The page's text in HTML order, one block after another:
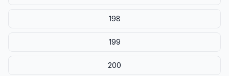
198
199
200